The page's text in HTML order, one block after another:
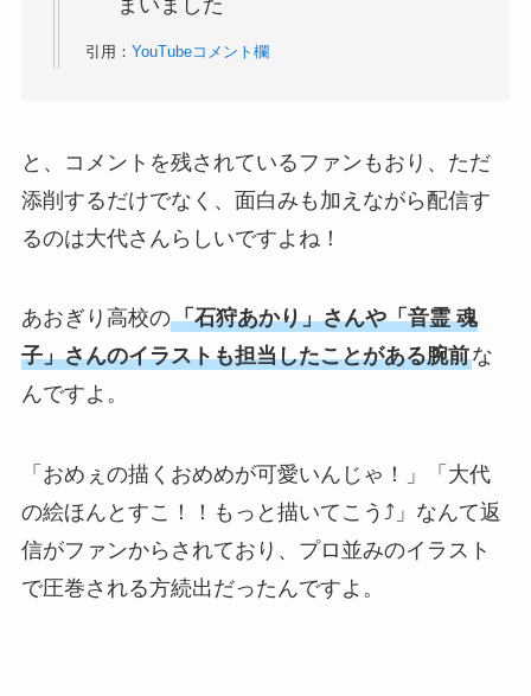
引用： YouTubeコメント欄
と、コメントを残されているファンもおり、ただ
添削するだけでなく、面白みも加えながら配信す
るのは大代さんらしいですよね！
あおぎり高校の「石狩あかり」さんや「音霊 魂
子」さんのイラストも担当したことがある腕前な
んですよ。
「おめぇの描くおめめが可愛いんじゃ！」「大代
の絵ほんとすこ！！もっと描いてこう⤴︎」なんて返
信がファンからされており、プロ並みのイラスト
で圧巻される方続出だったんですよ。